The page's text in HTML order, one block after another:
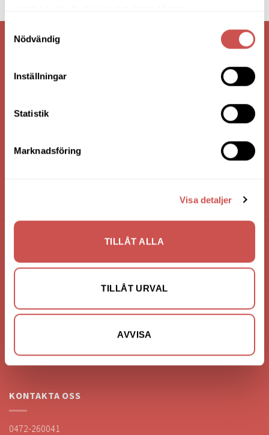
Nödvändig
Inställningar
Statistik
Marknadsföring
Visa detaljer
TILLÅT ALLA
TILLÅT URVAL
AVVISA
VI ÄR: TRYGGHET - SERVICE - KVALITET
FÖRETAGSUPPGIFTER
363 44 Lammhult
Bankgiro: 275-4836
KONTAKTA OSS
0472-260041